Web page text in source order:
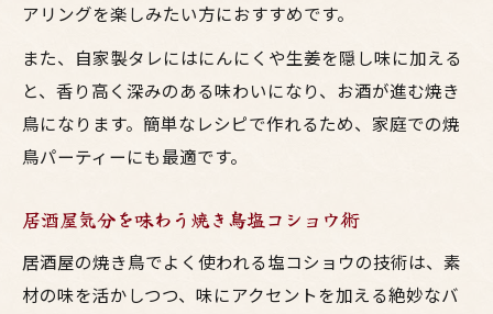
アリングを楽しみたい方におすすめです。
また、自家製タレにはにんにくや生姜を隠し味に加える
と、香り高く深みのある味わいになり、お酒が進む焼き
鳥になります。簡単なレシピで作れるため、家庭での焼
鳥パーティーにも最適です。
居酒屋気分を味わう焼き鳥塩コショウ術
居酒屋の焼き鳥でよく使われる塩コショウの技術は、素
材の味を活かしつつ、味にアクセントを加える絶妙なバ